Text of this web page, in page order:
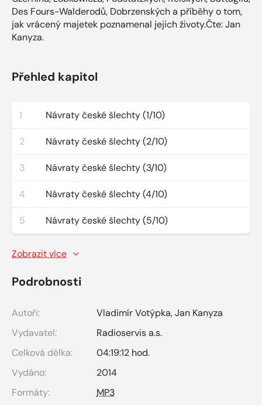
Des Fours-Walderodů, Dobrzenských a příběhy o tom,
jak vrácený majetek poznamenal jejich životy.Čte: Jan
Kanyza.
Přehled kapitol
1 Návraty české šlechty (1/10)
2 Návraty české šlechty (2/10)
3 Návraty české šlechty (3/10)
4 Návraty české šlechty (4/10)
5 Návraty české šlechty (5/10)
Zobrazit více
Podrobnosti
Autoři: Vladimír Votýpka,Jan Kanyza
Vydavatel:
Radioservis a.s.
Celková délka:
04:19:12 hod.
Vydáno:
2014
Formáty:
MP3